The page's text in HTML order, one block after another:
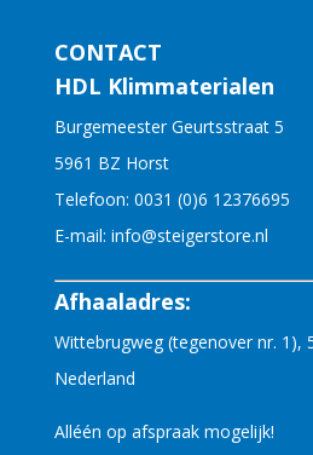
CONTACT
HDL Klimmaterialen
Burgemeester Geurtsstraat 5
5961 BZ Horst
Telefoon: 0031 (0)6 12376695
E-mail: info@steigerstore.nl
Afhaaladres:
Wittebrugweg (tegenover nr. 1),
Nederland
Alléén op afspraak mogelijk!